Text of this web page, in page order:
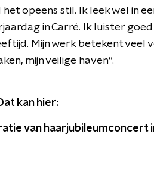
het opeens stil. Ik leek wel in
in Carré. Ik luister
Mijn werk betekent veel
mijn veilige haven”.
kan hier:
van haarjubileumconcert